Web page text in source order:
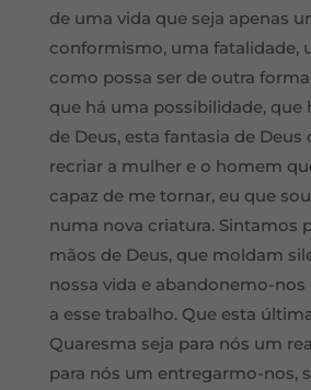
de uma vida que seja apenas
conformismo, uma fatalidade,
como possa ser de outra
que há uma possibilidade, que
de Deus, esta fantasia de Deus
recriar a mulher e o homem
capaz de me tornar, eu que
numa nova criatura. Sintamos
mãos de Deus, que moldam
nossa vida e abandonemo-
a esse trabalho. Que esta
Quaresma seja para nós um
para nós um entregarmo-nos,